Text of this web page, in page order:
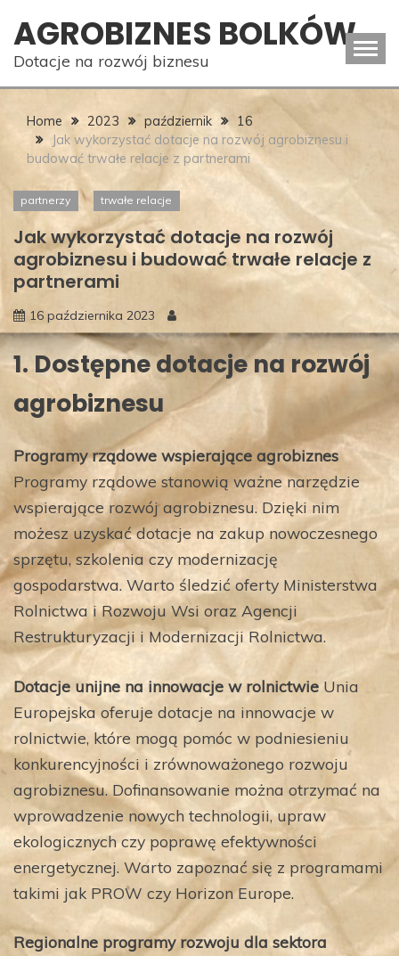
content
AGROBIZNES BOLKÓW
Dotacje na rozwój biznesu
Home 2023 październik
16
Jak wykorzystać dotacje na rozwój agrobiznesu i
budować trwałe relacje z partnerami
partnerzy trwałe relacje
Jak wykorzystać dotacje na rozwój
agrobiznesu i budować trwałe relacje z
partnerami
16 października 2023
1. Dostępne dotacje na rozwój
agrobiznesu
Programy rządowe wspierające agrobiznes
Programy rządowe stanowią ważne narzędzie
wspierające rozwój agrobiznesu. Dzięki nim
możesz uzyskać dotacje na zakup nowoczesnego
sprzętu, szkolenia czy modernizację
gospodarstwa. Warto śledzić oferty Ministerstwa
Rolnictwa i Rozwoju Wsi oraz Agencji
Restrukturyzacji i Modernizacji Rolnictwa.
Dotacje unijne na innowacje w rolnictwie Unia
Europejska oferuje dotacje na innowacje w
rolnictwie, które mogą pomóc w podniesieniu
konkurencyjności i zrównoważonego rozwoju
agrobiznesu. Dofinansowanie można otrzymać na
wprowadzenie nowych technologii, upraw
ekologicznych czy poprawę efektywności
energetycznej. Warto zapoznać się z programami
takimi jak PROW czy Horizon Europe.
Regionalne programy rozwoju dla sektora